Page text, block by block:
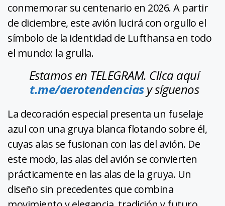
conmemorar su centenario en 2026. A partir
de diciembre, este avión lucirá con orgullo el
símbolo de la identidad de Lufthansa en todo
el mundo: la grulla.
Estamos en TELEGRAM. Clica aquí
t.me/aerotendenciasy síguenos
La decoración especial presenta un fuselaje
azul con una gruya blanca flotando sobre él,
cuyas alas se fusionan con las del avión. De
este modo, las alas del avión se convierten
prácticamente en las alas de la gruya. Un
diseño sin precedentes que combina